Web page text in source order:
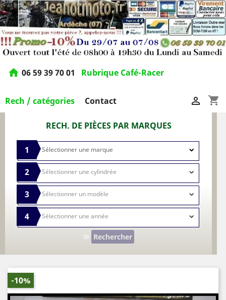
home 06 59 39 70 01 Rubrique Café-Racer
Rech / catégories Contact shopping_cart

RECH. DE PIÈCES PAR MARQUES
1
2
3
4
Rechercher
-10%